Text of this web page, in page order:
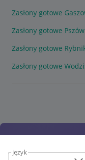
język
Zasłony gotowe
Zasłony gotowe Pszów
Zasłony gotowe
Zasłony gotowe